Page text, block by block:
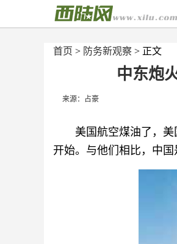
首页 > 防务新观察 > 正文
中东炮
来源：占豪
美国航空煤油了，
开始。与他们相比，中